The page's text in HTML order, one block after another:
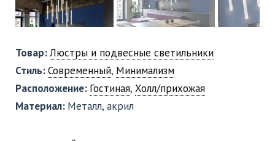
Товар:Люстры и подвесные светильники
Стиль:Современный, Минимализм
Расположение: Гостиная, Холл/прихожая
Материал: Металл, акрил